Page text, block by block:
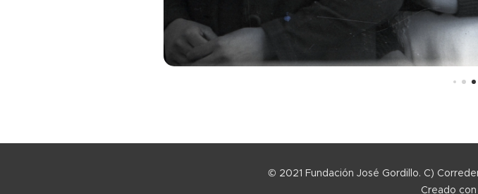
© 2021 Fundación José Gordillo. C)
Creado con